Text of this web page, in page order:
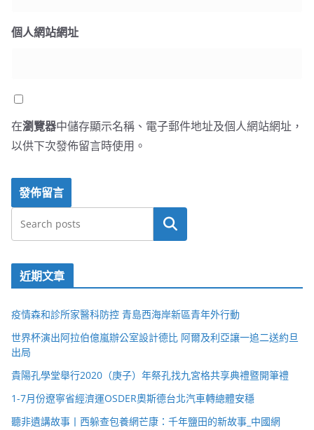
個人網站網址
在瀏覽器中儲存顯示名稱、電子郵件地址及個人網站網址，
以供下次發佈留言時使用。
搜尋
近期文章
疫情森和診所家醫科防控 青島西海岸新區青年外行動
世界杯演出阿拉伯億嵐辦公室設計德比 阿爾及利亞讓一追二送約旦
出局
貴陽孔學堂舉行2020（庚子）年祭孔找九宮格共享典禮暨開筆禮
1-7月份遼寧省經濟運OSDER奧斯德台北汽車轉總體安穩
聽非遺講故事丨西躲查包養網芒康：千年鹽田的新故事_中國網